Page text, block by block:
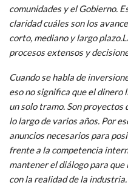
comunidades y el Gobierno.
claridad cuáles son los
corto, mediano y largo
procesos extensos y
Cuando se habla de
eso no significa que el dinero
un solo tramo. Son proyectos
lo largo de varios años. Por
anuncios necesarios para
frente a la competencia
mantener el diálogo para
con la realidad de la industria.